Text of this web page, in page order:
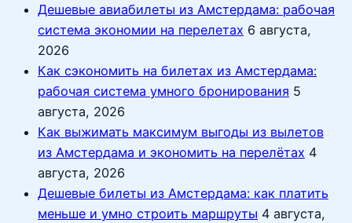
Дешевые авиабилеты из Амстердама: рабочая
система экономии на перелетах 6 августа,
2026
Как сэкономить на билетах из Амстердама:
рабочая система умного бронирования 5
августа, 2026
Как выжимать максимум выгоды из вылетов
из Амстердама и экономить на перелётах 4
августа, 2026
Дешевые билеты из Амстердама: как платить
меньше и умно строить маршруты 4 августа,